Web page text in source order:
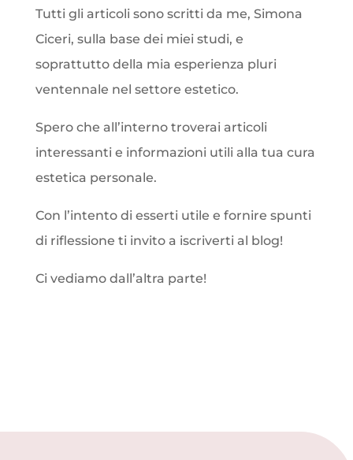
Tutti gli articoli sono scritti da me, Simona
Ciceri, sulla base dei miei studi, e
soprattutto della mia esperienza pluri
ventennale nel settore estetico.
Spero che all’interno troverai articoli
interessanti e informazioni utili alla tua cura
estetica personale.
Con l’intento di esserti utile e fornire spunti
di riflessione ti invito a iscriverti al blog!
Ci vediamo dall’altra parte!